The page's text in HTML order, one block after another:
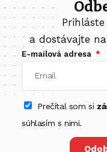
a dostávajte
E-mailová adresa
Prečítal som si
súhlasím s nimi.